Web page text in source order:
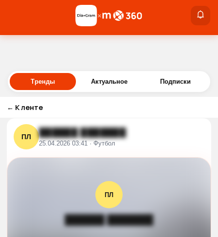
Войти
×
Тренды Актуальное Подписки
← К ленте
ПЛ ██████ ███████
25.04.2026 03:41 · Футбол
ПЛ
██████ ███████